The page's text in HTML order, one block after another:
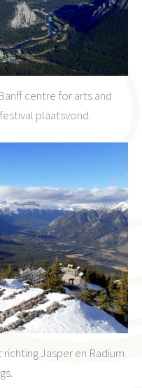
centre for arts and
plaatsvond.
Jasper en Radium